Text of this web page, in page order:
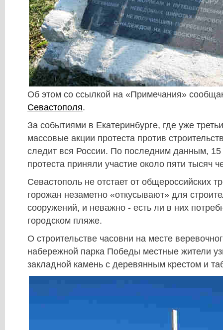
Об этом со ссылкой на «Примечания»
Севастополя.
За событиями в Екатеринбурге, где уже
массовые акции протеста против
следит вся России. По последним данным, 15
протеста приняли участие около пяти тысяч
Севастополь не отстает от общероссийских
горожан незаметно «откусывают» для
сооружений, и неважно - есть ли в них
городском пляже.
О строительстве часовни на месте
набережной парка Победы местные жители
закладной камень с деревянным крестом и